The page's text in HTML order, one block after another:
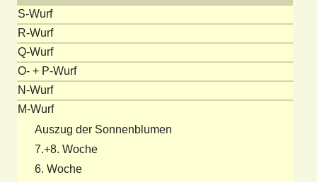
S-Wurf
R-Wurf
Q-Wurf
O- + P-Wurf
N-Wurf
M-Wurf
Auszug der Sonnenblumen
7.+8. Woche
6. Woche